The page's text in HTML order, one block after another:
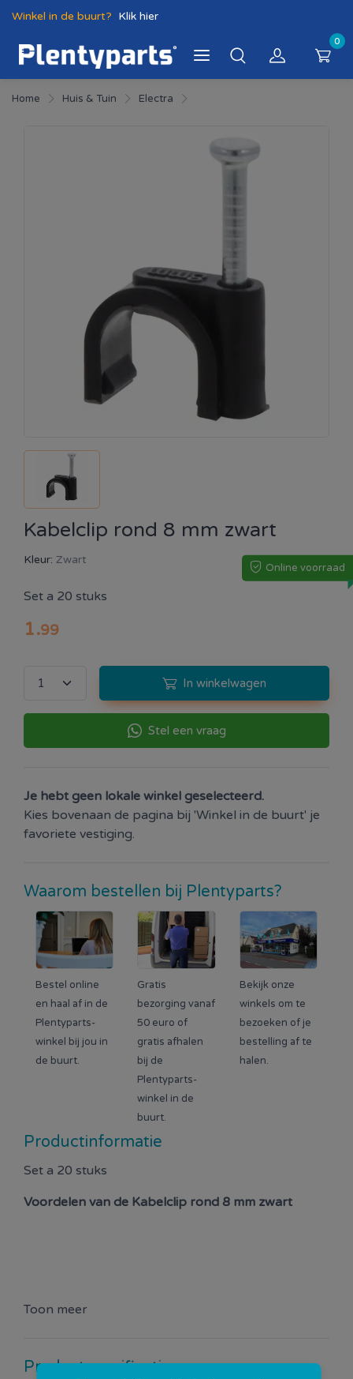
Winkel in de buurt? Klik hier
0
Home Huis & Tuin Electra
Kabelclip rond 8 mm zwart
Kleur: Zwart
Online voorraad
Set a 20 stuks
1.99
In winkelwagen
Stel een vraag
Je hebt geen lokale winkel geselecteerd.
Kies bovenaan de pagina bij 'Winkel in de buurt' je
favoriete vestiging.
Waarom bestellen bij Plentyparts?
Bestel online
en haal af in de
Plentyparts-
winkel bij jou in
de buurt.
Gratis
bezorging vanaf
50 euro of
gratis afhalen
bij de
Plentyparts-
winkel in de
buurt.
Bekijk onze
winkels om te
bezoeken of je
bestelling af te
halen.
Productinformatie
Set a 20 stuks
Voordelen van de Kabelclip rond 8 mm zwart
Toon meer
Productspecificaties